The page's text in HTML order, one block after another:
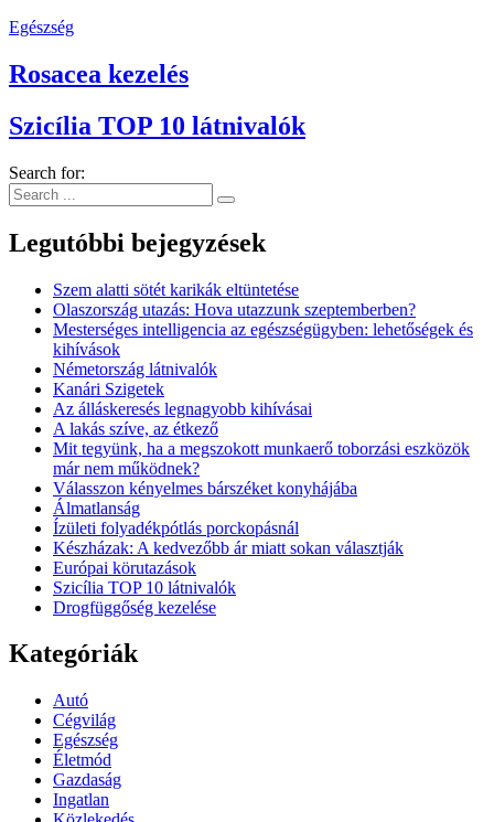
Egészség
Rosacea kezelés
Szicília TOP 10 látnivalók
Search for:
Legutóbbi bejegyzések
Szem alatti sötét karikák eltüntetése
Olaszország utazás: Hova utazzunk szeptemberben?
Mesterséges intelligencia az egészségügyben: lehetőségek és
kihívások
Németország látnivalók
Kanári Szigetek
Az álláskeresés legnagyobb kihívásai
A lakás szíve, az étkező
Mit tegyünk, ha a megszokott munkaerő toborzási eszközök
már nem működnek?
Válasszon kényelmes bárszéket konyhájába
Álmatlanság
Ízületi folyadékpótlás porckopásnál
Készházak: A kedvezőbb ár miatt sokan választják
Európai körutazások
Szicília TOP 10 látnivalók
Drogfüggőség kezelése
Kategóriák
Autó
Cégvilág
Egészség
Életmód
Gazdaság
Ingatlan